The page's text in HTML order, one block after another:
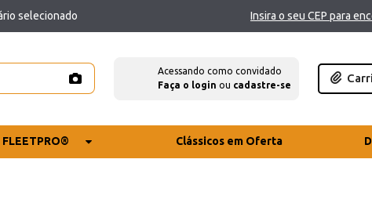
selecionado Insira o seu CEP para
Acessando como convidado
Faça o login ou cadastre-se
FLEETPRO® Clássicos em Oferta